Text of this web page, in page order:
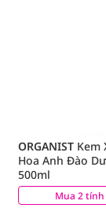
Mua 2 tính
ORGANIST Kem
Hoa Anh Đào
500ml
(2)